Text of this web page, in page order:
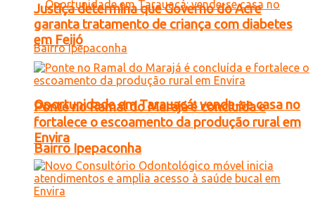
Oportunidade em Tarauacá: vende-se casa no
Bairro Ipepaconha
Justiça determina que Governo do Acre
garanta tratamento de criança com diabetes
em Feijó
Ponte no Ramal do Marajá é concluída e
fortalece o escoamento da produção rural em
Envira